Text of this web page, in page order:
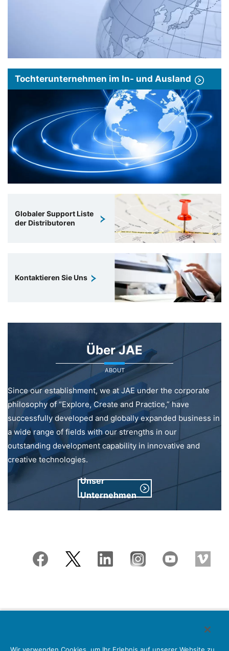
Tochterunternehmen im In- und Ausland
Globaler Support Liste
der Distributoren
Kontaktieren Sie Uns
Über JAE
ABOUT
Since our establishment, we at JAE under the corporate
philosophy of “Explore, Create and Practice,” have
successfully developed and globally expanded business in
a wide range of fields with our strengths in our
outstanding development capability in innovative and
creative technologies.
Unser
Unternehmen